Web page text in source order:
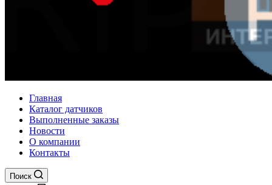
Главная
Каталог датчиков
Выполненные заказы
Новости
О компании
Контакты
Поиск